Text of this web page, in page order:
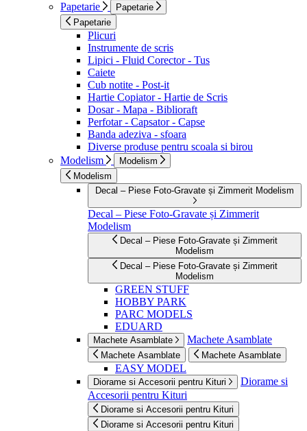
Papetarie
Papetarie
Papetarie
Plicuri
Instrumente de scris
Lipici - Fluid Corector - Tus
Caiete
Cub notite - Post-it
Hartie Copiator - Hartie de Scris
Dosar - Mapa - Biblioraft
Perfotar - Capsator - Capse
Banda adeziva - sfoara
Diverse produse pentru scoala si birou
Modelism
Modelism
Modelism
Decal – Piese Foto-Gravate și Zimmerit Modelism
Decal – Piese Foto-Gravate și Zimmerit
Modelism
Decal – Piese Foto-Gravate și Zimmerit
Modelism
Decal – Piese Foto-Gravate și Zimmerit
Modelism
GREEN STUFF
HOBBY PARK
PARC MODELS
EDUARD
Machete Asamblate Machete Asamblate
Machete Asamblate Machete Asamblate
EASY MODEL
Diorame si Accesorii pentru Kituri
Diorame si
Accesorii pentru Kituri
Diorame si Accesorii pentru Kituri
Diorame si Accesorii pentru Kituri